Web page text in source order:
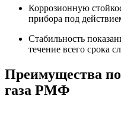
Коррозионную
прибора под
Стабильность
течение всего срока
Преимущества
газа РМФ